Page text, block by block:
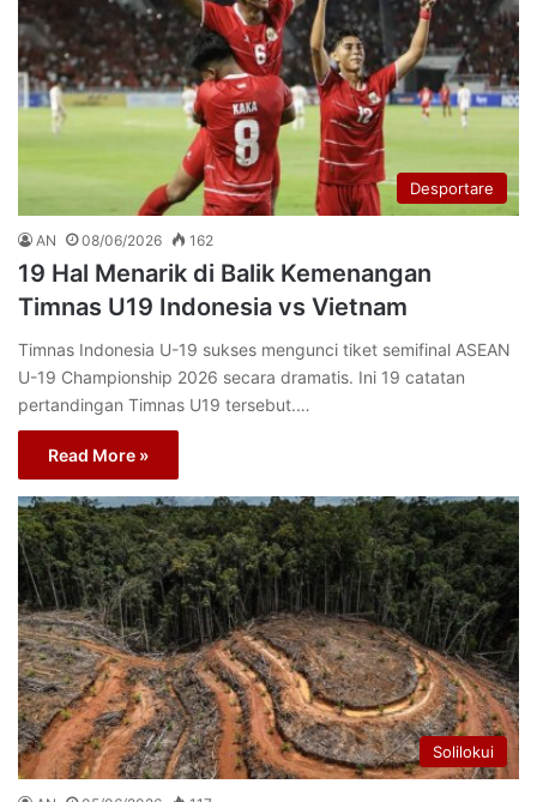
Desportare
AN 08/06/2026 162
19 Hal Menarik di Balik Kemenangan
Timnas U19 Indonesia vs Vietnam
Timnas Indonesia U-19 sukses mengunci tiket semifinal ASEAN
U-19 Championship 2026 secara dramatis. Ini 19 catatan
pertandingan Timnas U19 tersebut.…
Read More »
Solilokui